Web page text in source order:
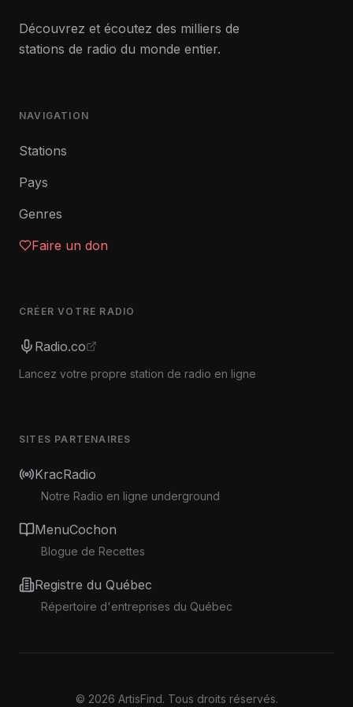
Découvrez et écoutez des milliers de
stations de radio du monde entier.
NAVIGATION
Stations
Pays
Genres
Faire un don
CRÉER VOTRE RADIO
Radio.co
Lancez votre propre station de radio en ligne
SITES PARTENAIRES
KracRadio
Notre Radio en ligne underground
MenuCochon
Blogue de Recettes
Registre du Québec
Répertoire d'entreprises du Québec
© 2026 ArtisFind. Tous droits réservés.